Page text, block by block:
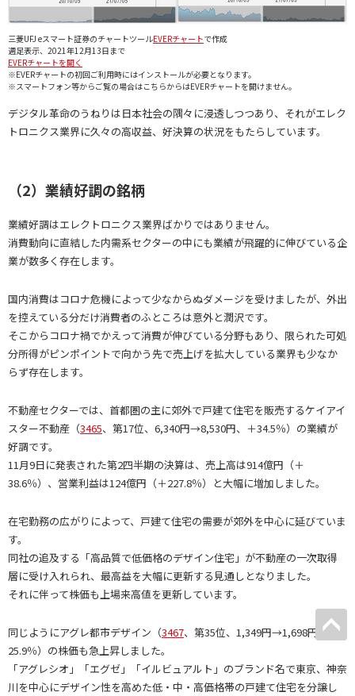
三菱UFJ eスマート証券のチャートツールEVERチャートで作成
週足表示、2021年12月13日まで
EVERチャートを開く
※EVERチャートの初回ご利用時にはインストールが必要となります。
※スマートフォン等からご覧の場合はこちらからはEVERチャートを開けません。
デジタル革命のうねりは日本社会の隅々に浸透しつつあり、それがエレク
トロニクス業界に久々の高収益、好決算の状況をもたらしています。
（2）業績好調の銘柄
業績好調はエレクトロニクス業界ばかりではありません。
消費動向に直結した内需系セクターの中にも業績が飛躍的に伸びている企
業が数多く存在します。
国内消費はコロナ危機によって少なからぬダメージを受けましたが、外出
を控えている分だけ消費者のふところは意外と潤沢です。
そこからコロナ禍でかえって消費が伸びている分野もあり、限られた可処
分所得がピンポイントで向かう先で売上げを拡大している業界も少なか
らず存在します。
不動産セクターでは、首都圏の主に郊外で戸建て住宅を販売するケイアイ
スター不動産（3465、第17位、6,340円→8,530円、＋34.5％）の業績が
好調です。
11月9日に発表された第2四半期の決算は、売上高は914億円（＋
38.6％）、営業利益は124億円（＋227.8％）と大幅に増加しました。
在宅勤務の広がりによって、戸建て住宅の需要が郊外を中心に延びていま
す。
同社の追及する「高品質で低価格のデザイン住宅」が不動産の一次取得
層に受け入れられ、最高益を大幅に更新する見通しとなりました。
それに伴って株価も上場来高値を更新しています。
同じようにアグレ都市デザイン（3467、第35位、1,349円→1,698円、＋
25.9％）の株価も急上昇しました。
「アグレシオ」「エグゼ」「イルビュアルト」のブランド名で東京、神奈
川を中心にデザイン性を高めた低・中・高価格帯の戸建て住宅を分譲し